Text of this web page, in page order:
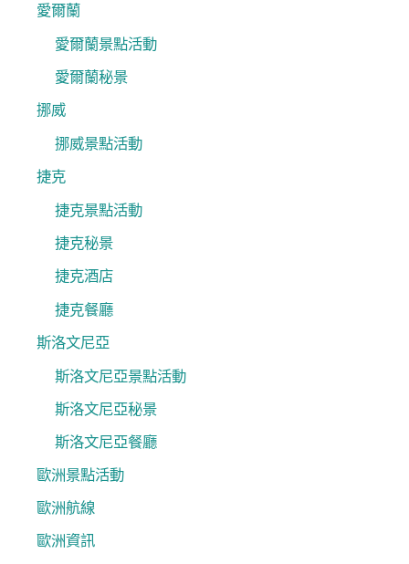
愛爾蘭
愛爾蘭景點活動
愛爾蘭秘景
挪威
挪威景點活動
捷克
捷克景點活動
捷克秘景
捷克酒店
捷克餐廳
斯洛文尼亞
斯洛文尼亞景點活動
斯洛文尼亞秘景
斯洛文尼亞餐廳
歐洲景點活動
歐洲航線
歐洲資訊